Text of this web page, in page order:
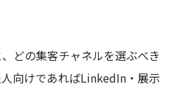
どの集客チャネルを選ぶべき
向けであればLinkedIn・展示